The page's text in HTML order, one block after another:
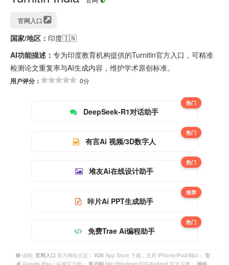
官网入口
国家/地区： 印度🇮🇳
AI功能描述： 专为印度教育机构提供的Turnitin官方入口，可精准
检测论文重复率与AI生成内容，维护学术原创标准。
用户评分： 0分
DeepSeek-R1对话助手
热门
有言Ai 视频/3D数字人
热门
堆友Ai在线设计助手
热门
咔片Ai PPT生成助手
推荐
免费Trae Ai编程助手
热门
说明: 官网入口 官方网站主页； IOS App Store 下载，支持 iPhone/iPad/Mac； 安